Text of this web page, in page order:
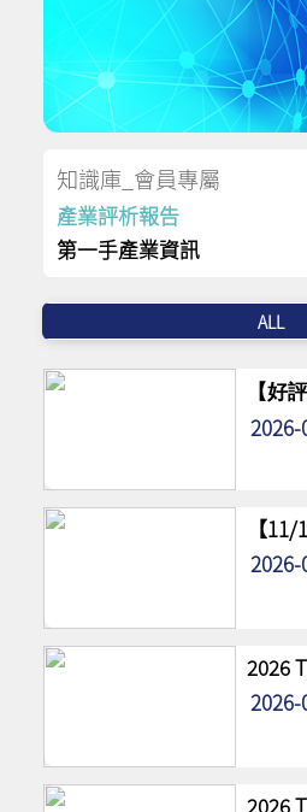
知識庫_會員專屬
產業評析報告
第一手產業資訊
ALL
【好
【
2026
2026